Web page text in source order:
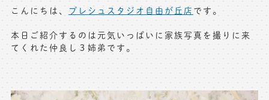
初節句記念写真撮影
フレンド記念撮影
フォトウェディング
出張撮影(鎌倉)
キャンペーン･限定プラン情報
こんにちは、 プレシュスタジオ自由が丘店 です。
本日ご紹介するのは元気いっぱいに家族写真を撮りに来
てくれた仲良し３姉弟です。